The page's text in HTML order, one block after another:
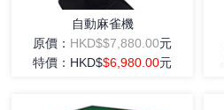
自動麻雀機
原價： HKD$$7,880.00元
特價：HKD$$6,980.00元